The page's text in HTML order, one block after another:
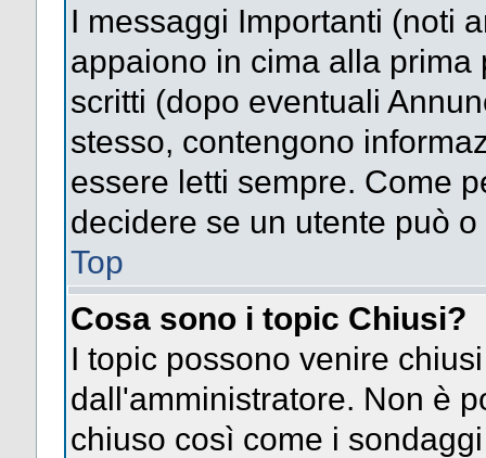
I messaggi Importanti (noti
appaiono in cima alla
scritti (dopo eventuali
stesso, contengono
essere letti sempre. Come
decidere se un utente può
Top
Cosa sono i topic Chiusi?
I topic possono venire
dall'amministratore. Non è
chiuso così come i